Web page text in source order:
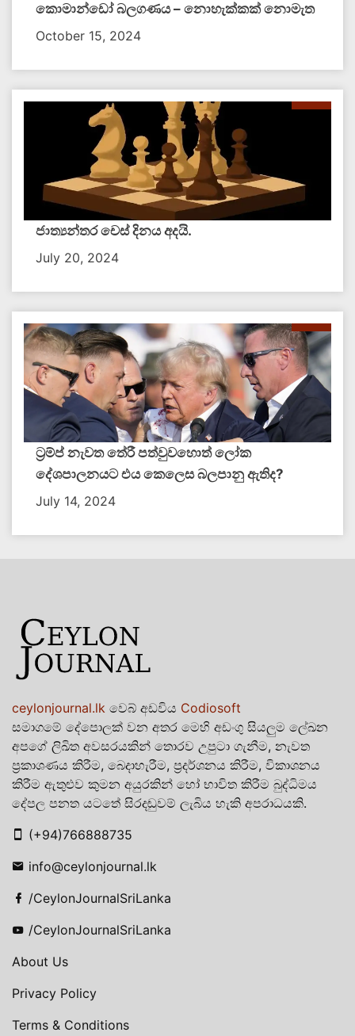
කොමාන්ඩෝ බලගණය – නොහැක්කක් නොමැත​
October 15, 2024
ජාත්‍යන්තර චෙස් දිනය අදයි.
July 20, 2024
ට්‍රම්ප් නැවත තේරී පත්වුවහොත් ලෝක
දේශපාලනයට එය කෙලෙස බලපානු ඇතිද​?
July 14, 2024
ceylonjournal.lk වෙබ් අඩවිය Codiosoft
සමාගමේ දේපොලක් වන අතර මෙහි අඩංගු සියලුම ලේඛන
අපගේ ලිඛිත අවසරයකින් තොරව උපුටා ගැනීම, නැවත
ප්‍රකාශණය කිරීම, බෙදාහැරීම, ප්‍රදර්ශනය කිරීම, විකාශනය
කිරීම ඇතුළුව කුමන අයුරකින් හෝ භාවිත කිරීම බුද්ධිමය
දේපල පනත යටතේ සිරදඬුවම් ලැබිය හැකි අපරාධයකි.
(+94)766888735
info@ceylonjournal.lk
/CeylonJournalSriLanka
/CeylonJournalSriLanka
About Us
Privacy Policy
Terms & Conditions